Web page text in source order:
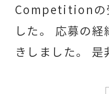
Competitionの
した。 応募の
きしました。 是